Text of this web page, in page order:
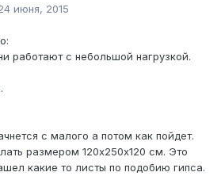
июня, 2015
работают с небольшой нагрузкой.
с малого а потом как пойдет.
размером 120х250х120 см. Это
какие то листы по подобию гипса.